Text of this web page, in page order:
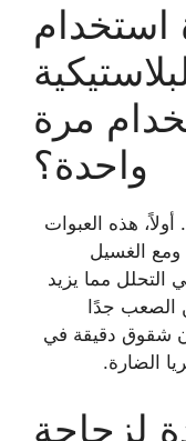
استخدام
مرة
واحدة؟
هذه العبوات
الغسيل
التحلل مما يزيد
الصعب جدًا
شقوق دقيقة في
الضارة.
لزجاجة